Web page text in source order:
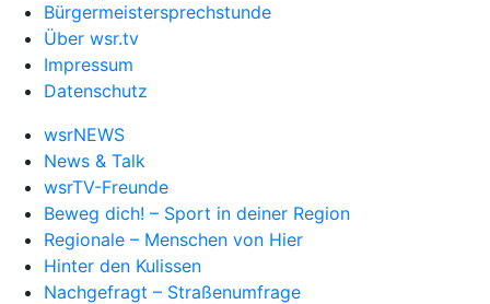
Bürgermeistersprechstunde
Über wsr.tv
Impressum
Datenschutz
wsrNEWS
News & Talk
wsrTV-Freunde
Beweg dich! – Sport in deiner Region
Regionale – Menschen von Hier
Hinter den Kulissen
Nachgefragt – Straßenumfrage